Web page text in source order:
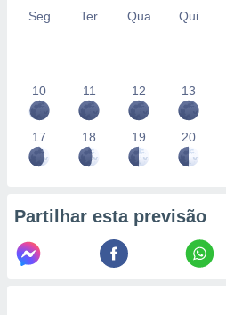
Seg Ter Qua Qui
10 11 12 13
17 18 19 20
Partilhar esta previsão